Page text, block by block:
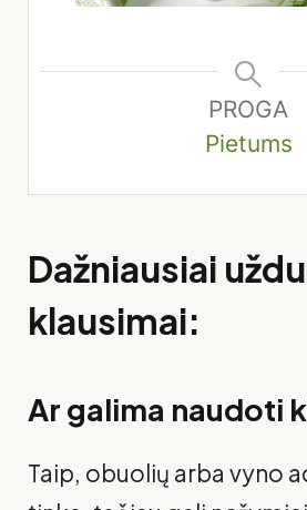
PROGA
Pietums
Dažniausiai
klausimai:
Ar galima naudoti
Taip, obuolių arba vyno